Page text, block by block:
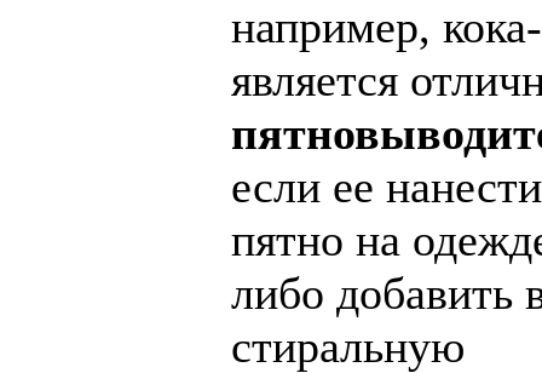
например,
является
если ее
пятно на
либо добавить
стиральную